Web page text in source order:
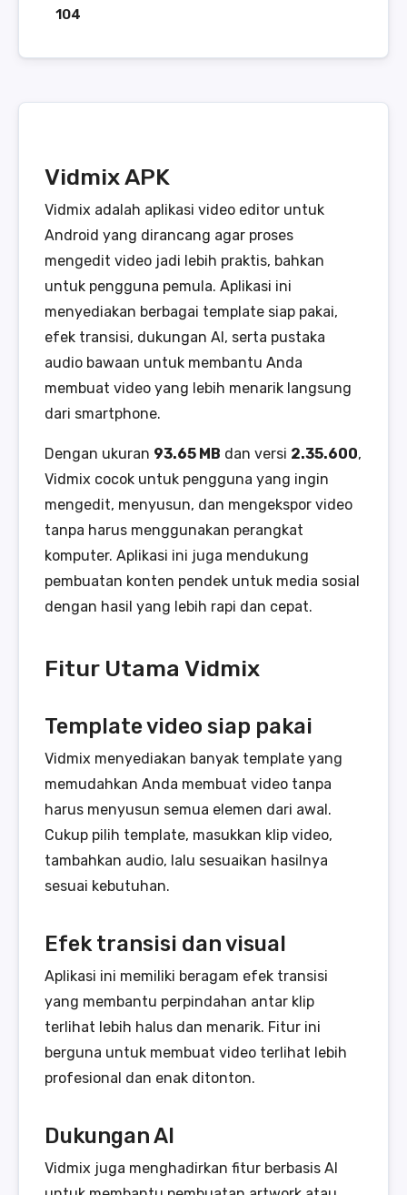
104
Vidmix APK
Vidmix adalah aplikasi video editor untuk
Android yang dirancang agar proses
mengedit video jadi lebih praktis, bahkan
untuk pengguna pemula. Aplikasi ini
menyediakan berbagai template siap pakai,
efek transisi, dukungan AI, serta pustaka
audio bawaan untuk membantu Anda
membuat video yang lebih menarik langsung
dari smartphone.
Dengan ukuran 93.65 MB dan versi 2.35.600,
Vidmix cocok untuk pengguna yang ingin
mengedit, menyusun, dan mengekspor video
tanpa harus menggunakan perangkat
komputer. Aplikasi ini juga mendukung
pembuatan konten pendek untuk media sosial
dengan hasil yang lebih rapi dan cepat.
Fitur Utama Vidmix
Template video siap pakai
Vidmix menyediakan banyak template yang
memudahkan Anda membuat video tanpa
harus menyusun semua elemen dari awal.
Cukup pilih template, masukkan klip video,
tambahkan audio, lalu sesuaikan hasilnya
sesuai kebutuhan.
Efek transisi dan visual
Aplikasi ini memiliki beragam efek transisi
yang membantu perpindahan antar klip
terlihat lebih halus dan menarik. Fitur ini
berguna untuk membuat video terlihat lebih
profesional dan enak ditonton.
Dukungan AI
Vidmix juga menghadirkan fitur berbasis AI